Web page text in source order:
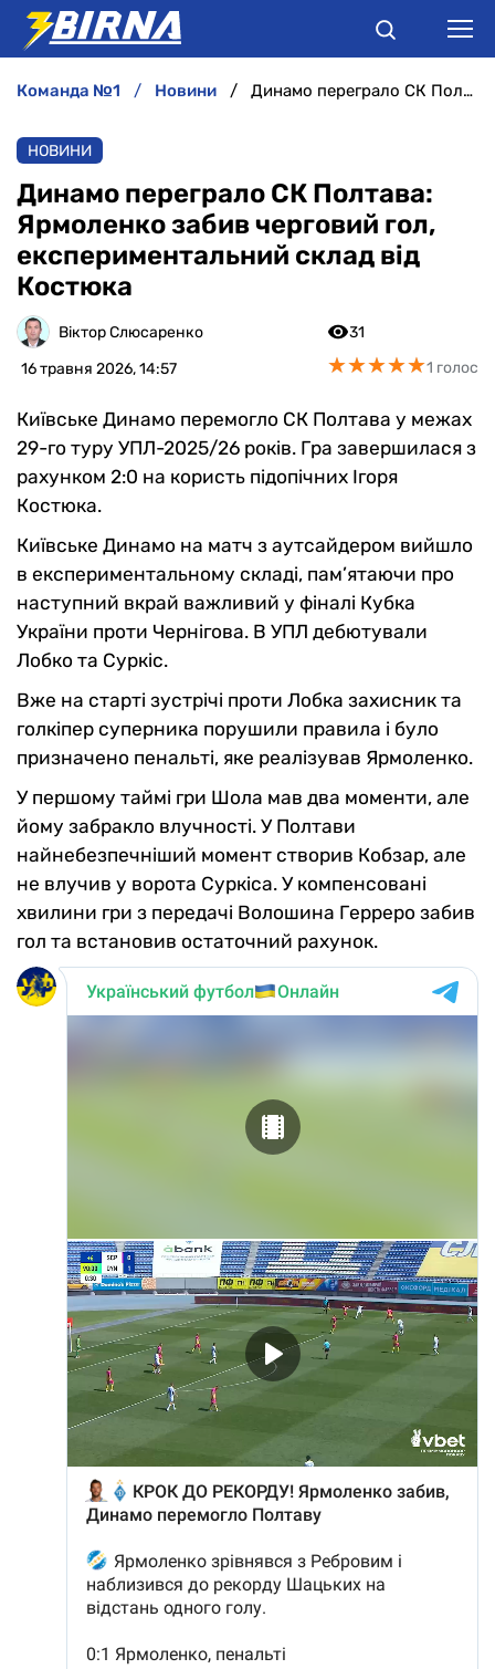
АНАЛІТИКА
ІНТЕРВ'Ю
РІЗНЕ
БУКМЕКЕРИ
команда №1 новини Динамо переграло СК Полтава: Ярмоленко забив черговий гол, експериментальний склад від Костюка
НОВИНИ
Динамо переграло СК Полтава:
Ярмоленко забив черговий гол,
експериментальний склад від
Костюка
Віктор Слюсаренко
16 травня 2026, 14:57
31
★★★★★
★★★★★1 голос
Київське Динамо перемогло СК Полтава у межах
29-го туру УПЛ-2025/26 років. Гра завершилася з
рахунком 2:0 на користь підопічних Ігоря
Костюка.
Київське Динамо на матч з аутсайдером вийшло
в експериментальному складі, пам’ятаючи про
наступний вкрай важливий у фіналі Кубка
України проти Чернігова. В УПЛ дебютували
Лобко та Суркіс.
Вже на старті зустрічі проти Лобка захисник та
голкіпер суперника порушили правила і було
призначено пенальті, яке реалізував Ярмоленко.
У першому таймі гри Шола мав два моменти, але
йому забракло влучності. У Полтави
найнебезпечніший момент створив Кобзар, але
не влучив у ворота Суркіса. У компенсовані
хвилини гри з передачі Волошина Герреро забив
гол та встановив остаточний рахунок.